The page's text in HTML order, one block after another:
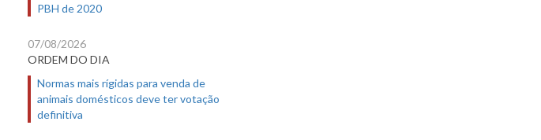
PBH de 2020
07/08/2026
ORDEM DO DIA
Normas mais rígidas para venda de
animais domésticos deve ter votação
definitiva